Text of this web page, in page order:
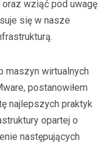
wziąć pod uwagę
się w nasze
maszyn wirtualnych
postanowiłem
najlepszych praktyk
opartej o
następujących